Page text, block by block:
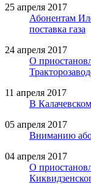
25 апреля 2017
Абонентам
поставка газа
24 апреля 2017
О
11 апреля 2017
В
05 апреля 2017
Вниманию
04 апреля 2017
О